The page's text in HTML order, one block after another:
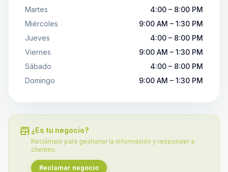
Martes
4:00 – 8:00 PM
Miércoles
9:00 AM – 1:30 PM
Jueves
4:00 – 8:00 PM
Viernes
9:00 AM – 1:30 PM
Sábado
4:00 – 8:00 PM
Domingo
9:00 AM – 1:30 PM
store ¿Es tu negocio?
Reclámalo para gestionar la información y responder a
clientes.
Reclamar negocio